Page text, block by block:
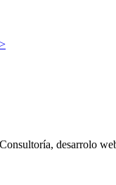
desarrolo